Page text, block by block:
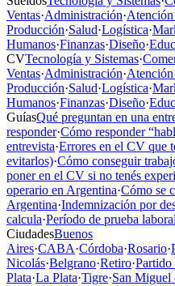
Ventas·Administración·
Producción·Salud·Logística·
Humanos·Finanzas·Diseño·
CVTecnología y Sistemas·
Ventas·Administración·
Producción·Salud·Logística·
Humanos·Finanzas·Diseño·
GuíasQué preguntan en una
responder·Cómo responder
entrevista·Errores en el CV que
evitarlos)·Cómo conseguir
poner en el CV si no tenés
operario en Argentina·Cómo se
Argentina·Indemnización por
calcula·Período de prueba
CiudadesBuenos
Aires·CABA·Córdoba·Rosario·
Nicolás·Belgrano·Retiro·Partido
Plata·La Plata·Tigre·San Miguel